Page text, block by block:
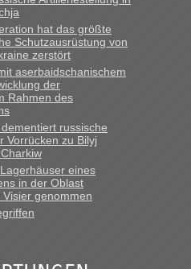
in die Ukraine
Kleidung...“
• Re: An welchem
und der Ukraine geht es am
wie geplant am Montag
zeitig los gegen 5 Uhr in der
super bis zur Grenze. Nur
• Re: An welchem
und der Ukraine geht es am
EU-Pass dabei waren“
hat das größte
Schutzausrüstung von
zerstört
aserbaidschanischem
der
Rahmen des
russische
Vorrücken zu Bilyj
eines
in der Oblast
genommen